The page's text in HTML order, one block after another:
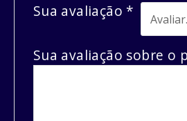
Sua avaliação *
Sua avaliação sobre o